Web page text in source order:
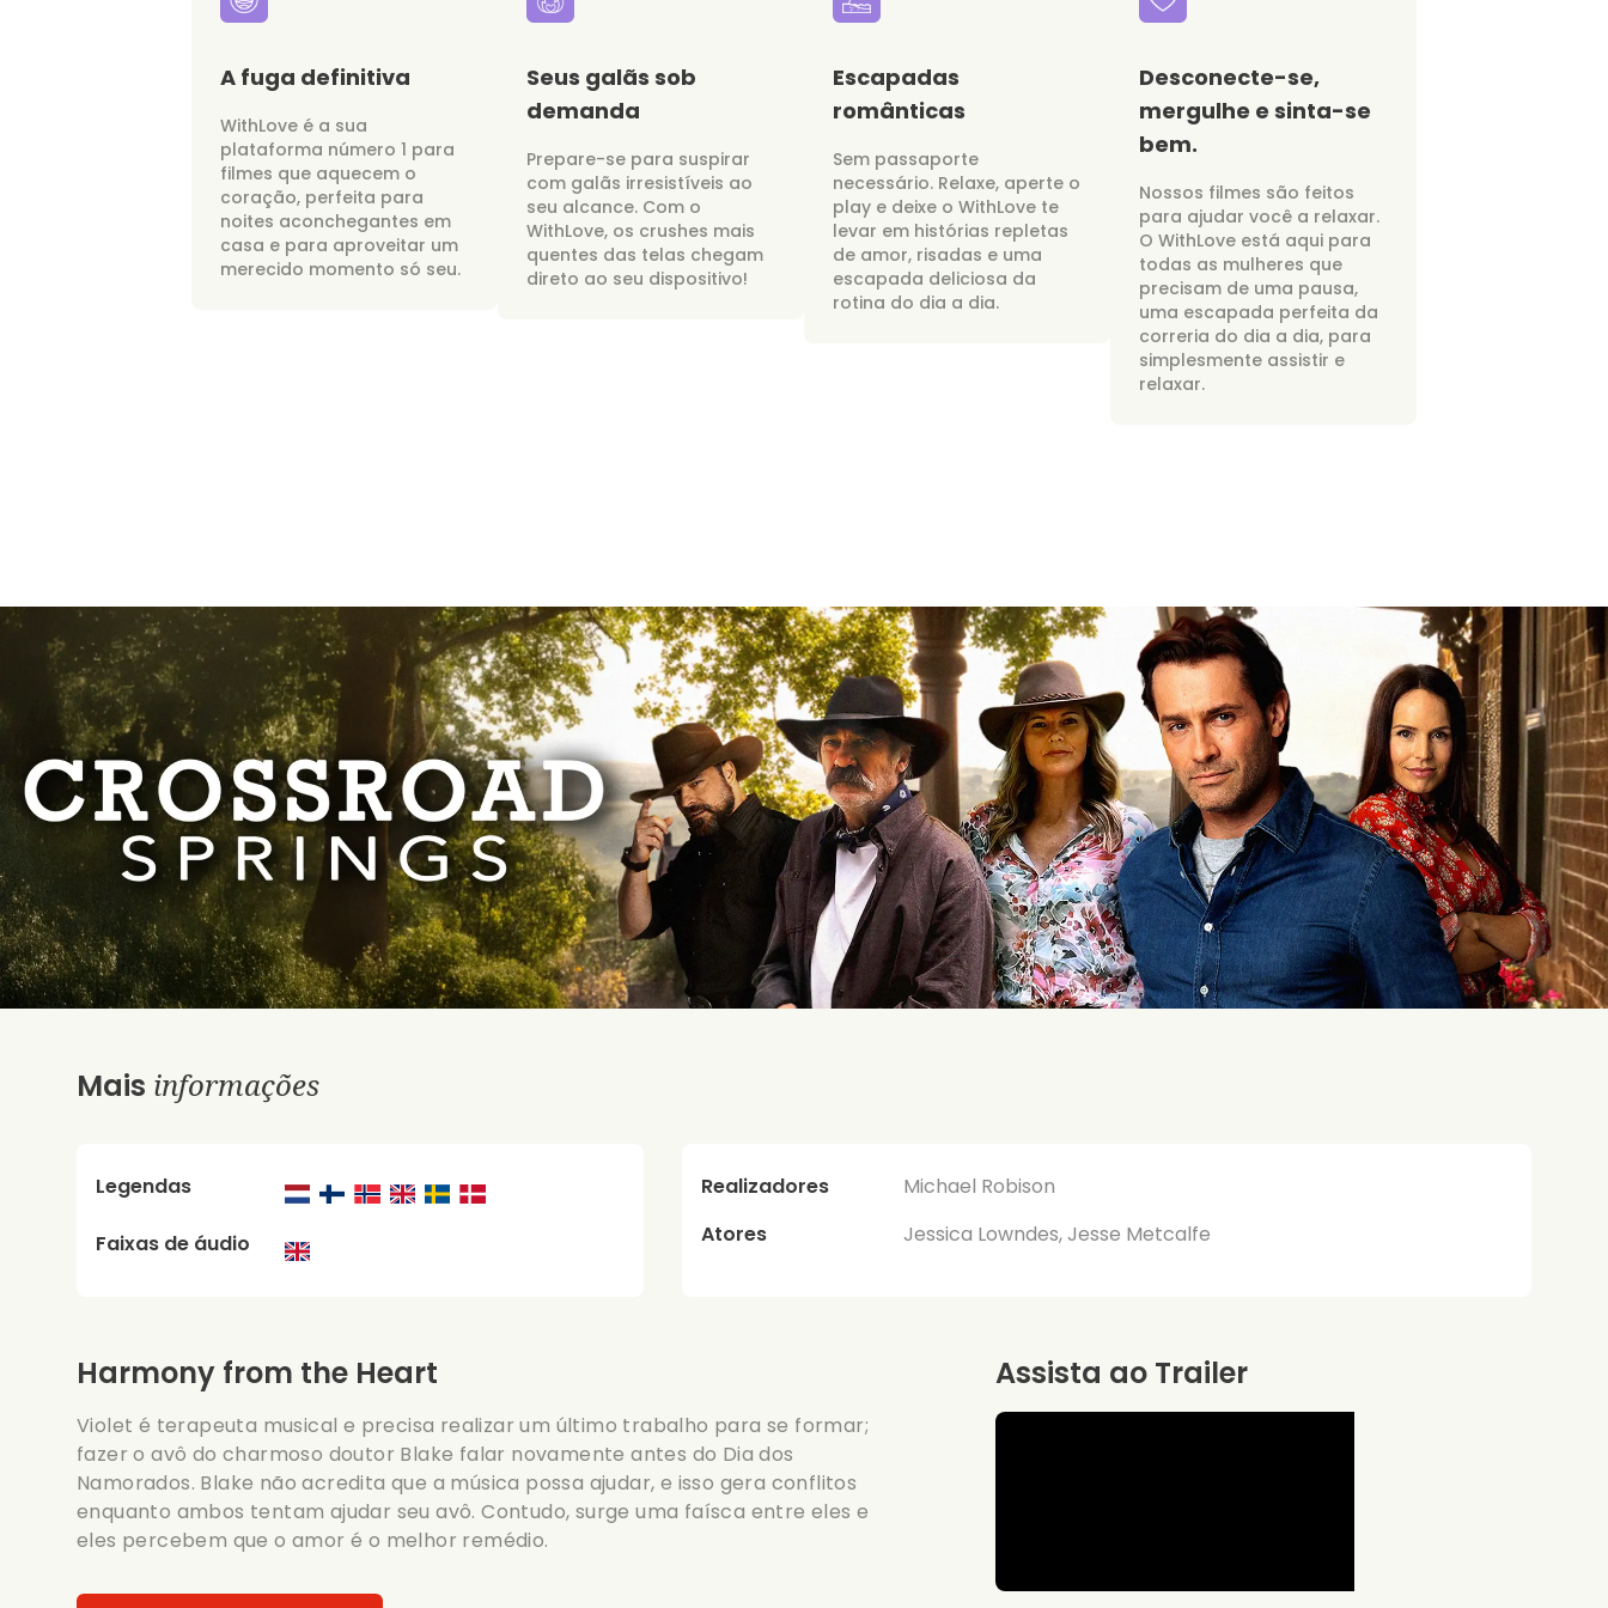
A fuga definitiva
WithLove é a sua
plataforma número 1 para
filmes que aquecem o
coração, perfeita para
noites aconchegantes em
casa e para aproveitar um
merecido momento só seu.
Seus galãs sob
demanda
Prepare-se para suspirar
com galãs irresistíveis ao
seu alcance. Com o
WithLove, os crushes mais
quentes das telas chegam
direto ao seu dispositivo!
Escapadas
românticas
Sem passaporte
necessário. Relaxe, aperte o
play e deixe o WithLove te
levar em histórias repletas
de amor, risadas e uma
escapada deliciosa da
rotina do dia a dia.
Desconecte-se,
mergulhe e sinta-se
bem.
Nossos filmes são feitos
para ajudar você a relaxar.
O WithLove está aqui para
todas as mulheres que
precisam de uma pausa,
uma escapada perfeita da
correria do dia a dia, para
simplesmente assistir e
relaxar.
Mais informações
Legendas
Faixas de áudio
Realizadores
Michael Robison
Atores
Jessica Lowndes, Jesse Metcalfe
Harmony from the Heart
Violet é terapeuta musical e precisa realizar um último trabalho para se formar;
fazer o avô do charmoso doutor Blake falar novamente antes do Dia dos
Namorados. Blake não acredita que a música possa ajudar, e isso gera conflitos
enquanto ambos tentam ajudar seu avô. Contudo, surge uma faísca entre eles e
eles percebem que o amor é o melhor remédio.
Assista ao Trailer